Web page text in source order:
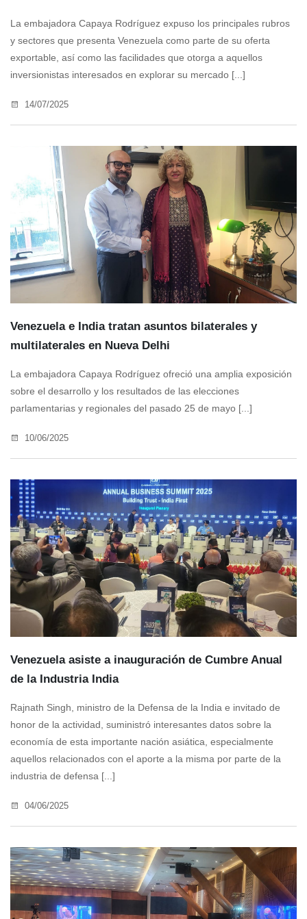
La embajadora Capaya Rodríguez expuso los principales rubros
y sectores que presenta Venezuela como parte de su oferta
exportable, así como las facilidades que otorga a aquellos
inversionistas interesados en explorar su mercado [...]
14/07/2025
Venezuela e India tratan asuntos bilaterales y
multilaterales en Nueva Delhi
La embajadora Capaya Rodríguez ofreció una amplia exposición
sobre el desarrollo y los resultados de las elecciones
parlamentarias y regionales del pasado 25 de mayo [...]
10/06/2025
Venezuela asiste a inauguración de Cumbre Anual
de la Industria India
Rajnath Singh, ministro de la Defensa de la India e invitado de
honor de la actividad, suministró interesantes datos sobre la
economía de esta importante nación asiática, especialmente
aquellos relacionados con el aporte a la misma por parte de la
industria de defensa [...]
04/06/2025